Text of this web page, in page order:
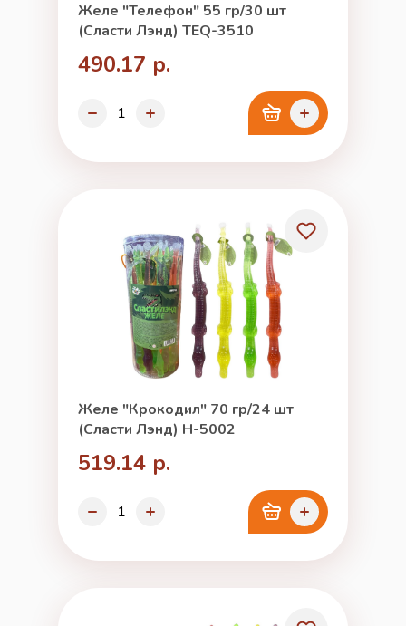
Желе "Телефон" 55 гр/30 шт
(Сласти Лэнд) TEQ-3510
490.17 р.
Желе "Крокодил" 70 гр/24 шт
(Сласти Лэнд) Н-5002
519.14 р.